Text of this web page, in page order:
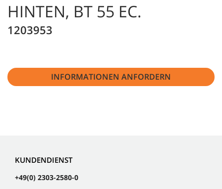
HINTEN, BT 55 EC.
1203953
INFORMATIONEN ANFORDERN
KUNDENDIENST
+49(0) 2303-2580-0